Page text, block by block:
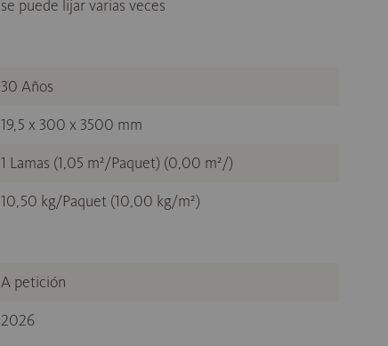
se puede lijar varias veces
30 Años
19,5 x 300 x 3500 mm
1 Lamas (1,05 m²/Paquet) (0,00 m²/)
10,50 kg/Paquet (10,00 kg/m²)
A petición
2026